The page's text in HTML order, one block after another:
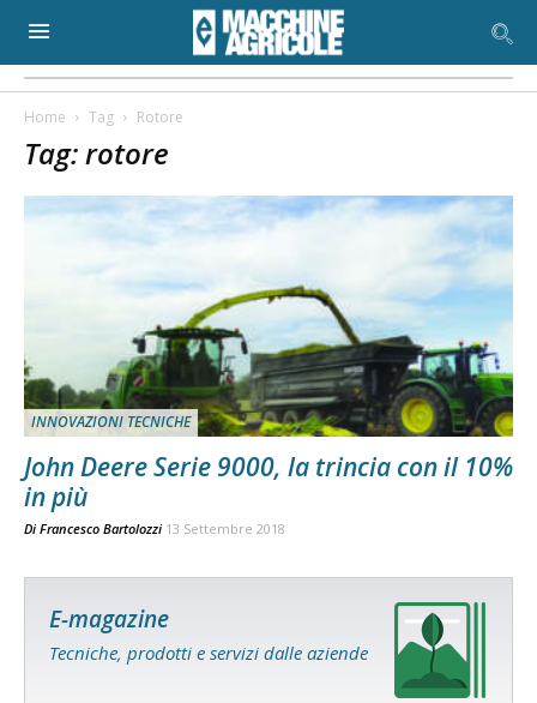
Home Tag Rotore
Tag: rotore
INNOVAZIONI TECNICHE
John Deere Serie 9000, la trincia con il 10%
in più
Di Francesco Bartolozzi 13 Settembre 2018
E-magazine
Tecniche, prodotti e servizi dalle aziende